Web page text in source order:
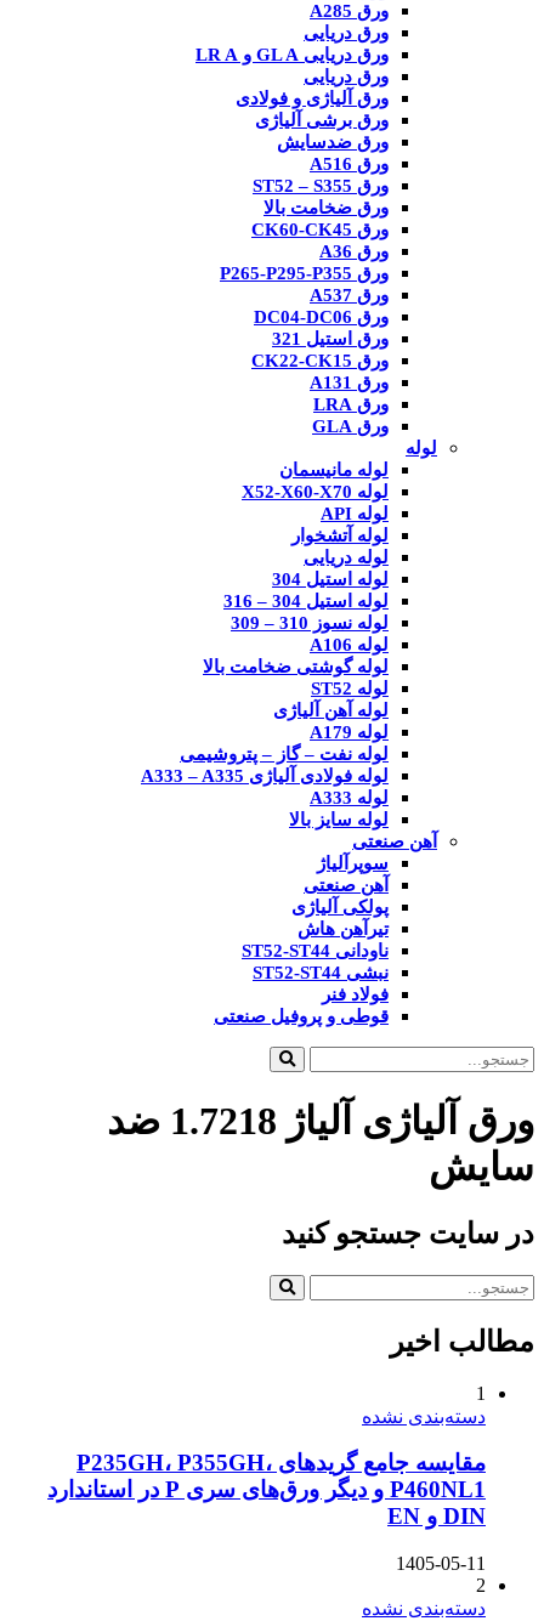
ورق A285
ورق دریایی
ورق دریایی GL A و LR A
ورق دریایی
ورق آلیاژی و فولادی
ورق برشی آلیاژی
ورق ضدسایش
ورق A516
ورق ST52 – S355
ورق ضخامت بالا
ورق CK60-CK45
ورق A36
ورق P265-P295-P355
ورق A537
ورق DC04-DC06
ورق استیل 321
ورق CK22-CK15
ورق A131
ورق LRA
ورق GLA
لوله
لوله مانیسمان
لوله X52-X60-X70
لوله API
لوله آتشخوار
لوله دریایی
لوله استیل 304
لوله استیل 304 – 316
لوله نسوز 310 – 309
لوله A106
لوله گوشتی ضخامت بالا
لوله ST52
لوله آهن آلیاژی
لوله A179
لوله نفت – گاز – پتروشیمی
لوله فولادی آلیاژی A333 – A335
لوله A333
لوله سایز بالا
آهن صنعتی
سوپرآلیاژ
آهن صنعتی
پولکی آلیاژی
تیرآهن هاش
ناودانی ST52-ST44
نبشی ST52-ST44
فولاد فنر
قوطی و پروفیل صنعتی
ورق آلیاژی آلیاژ 1.7218 ضد
سایش
در سایت جستجو کنید
مطالب اخیر
1
دسته‌بندی نشده
مقایسه جامع گریدهای P235GH، P355GH،
P460NL1 و دیگر ورق‌های سری P در استاندارد
DIN و EN
1405-05-11
2
دسته‌بندی نشده